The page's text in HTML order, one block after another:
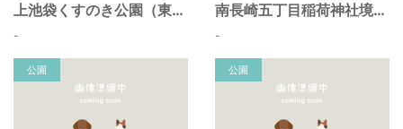
上池袋くすのき公園（東京都豊島区）
-
南長崎五丁目稲荷神社境内仮児童遊園（東京都豊島区）
-
公園 公園